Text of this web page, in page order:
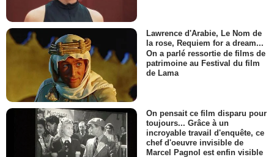
Lawrence d'Arabie, Le Nom de
la rose, Requiem for a dream...
On a parlé ressortie de films de
patrimoine au Festival du film
de Lama
On pensait ce film disparu pour
toujours... Grâce à un
incroyable travail d'enquête, ce
chef d'oeuvre invisible de
Marcel Pagnol est enfin visible